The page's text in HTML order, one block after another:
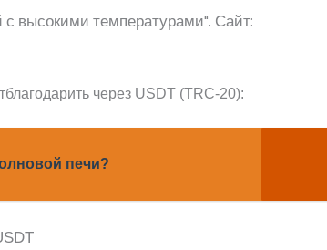
высокими температурами". Сайт:
через USDT (TRC-20):
печи?